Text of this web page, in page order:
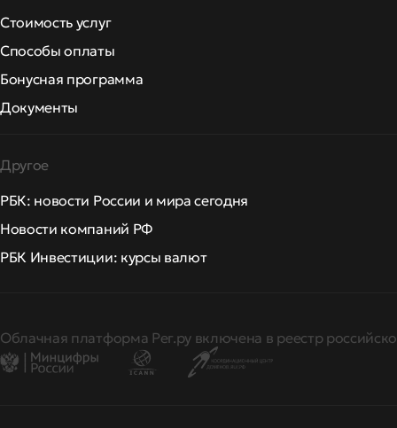
Стоимость услуг
Способы оплаты
Бонусная программа
Документы
Другое
РБК: новости России и мира сегодня
Новости компаний РФ
РБК Инвестиции: курсы валют
Облачная платформа Рег.ру включена в реестр